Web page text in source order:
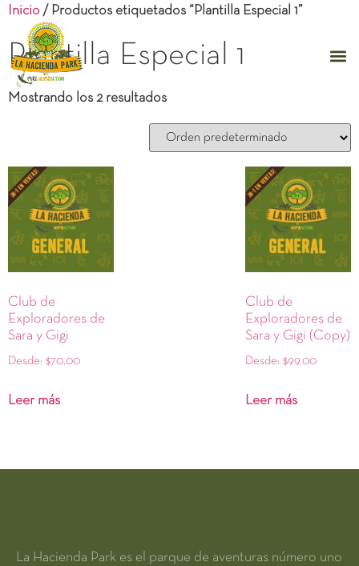
Inicio / Productos etiquetados “Plantilla Especial 1”
Plantilla Especial 1
Mostrando los 2 resultados
Club de
Exploradores de
Sara y Gigi
Desde: $70.00
Leer más
Club de
Exploradores de
Sara y Gigi (Copy)
Desde:$99.00
Leer más
La Hacienda Park es el parque de aventuras número uno